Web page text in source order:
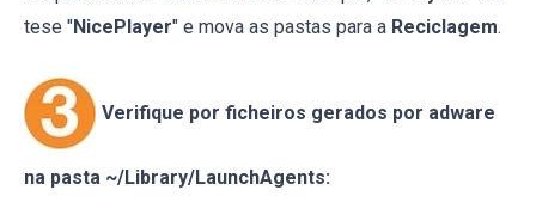
tese "NicePlayer" e mova as pastas para a Reciclagem.
Verifique por ficheiros gerados por adware
na pasta ~/Library/LaunchAgents: